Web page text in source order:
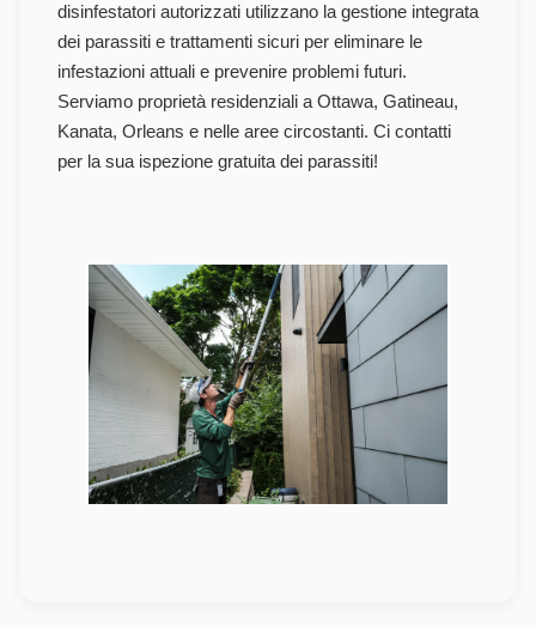
disinfestatori autorizzati utilizzano la gestione integrata
dei parassiti e trattamenti sicuri per eliminare le
infestazioni attuali e prevenire problemi futuri.
Serviamo proprietà residenziali a Ottawa, Gatineau,
Kanata, Orleans e nelle aree circostanti. Ci contatti
per la sua ispezione gratuita dei parassiti!